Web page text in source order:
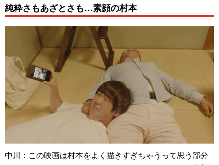
純粋さもあざとさも…素顔の村本
中川：この映画は村本をよく描きすぎちゃうって思う部分